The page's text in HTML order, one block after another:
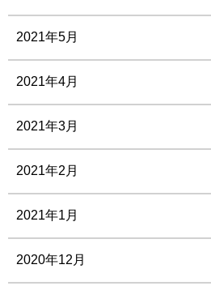
2021年5月
2021年4月
2021年3月
2021年2月
2021年1月
2020年12月